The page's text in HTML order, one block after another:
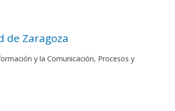
de Zaragoza
y la Comunicación, Procesos y